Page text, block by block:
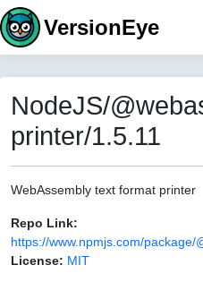
VersionEye
NodeJS/
printer/1.5.11
WebAssembly text format printer
Repo Link:
https://www.npmjs.com/package/
License: MIT